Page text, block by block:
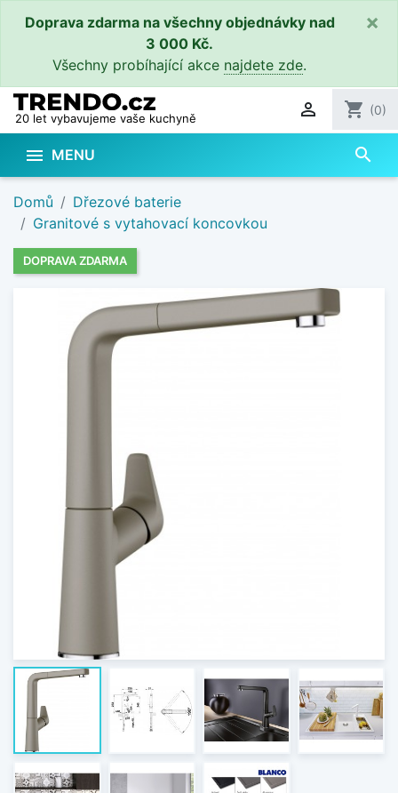
Doprava zdarma na všechny objednávky nad
3 000 Kč.
Všechny probíhající akce najdete zde.
×
20 let vybavujeme vaše kuchyně  shopping_cart (0)
 MENU search
Domů
Dřezové baterie
Granitové s vytahovací koncovkou
DOPRAVA ZDARMA